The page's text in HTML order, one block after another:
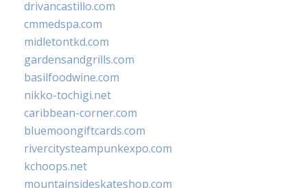
drivancastillo.com
cmmedspa.com
midletontkd.com
gardensandgrills.com
basilfoodwine.com
nikko-tochigi.net
caribbean-corner.com
bluemoongiftcards.com
rivercitysteampunkexpo.com
kchoops.net
mountainsideskateshop.com